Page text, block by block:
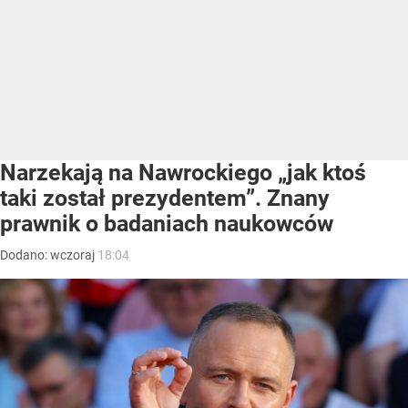
Narzekają na Nawrockiego „jak ktoś
taki został prezydentem”. Znany
prawnik o badaniach naukowców
Dodano:wczoraj 18:04